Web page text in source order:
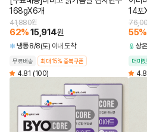
168gX6개
41,880원
62%15,914원
냉동 8/8(토) 이내 도착
무료배송 최대 15% 중복쿠폰
4.81 (100)
14포
55%
상온
더마
4.8